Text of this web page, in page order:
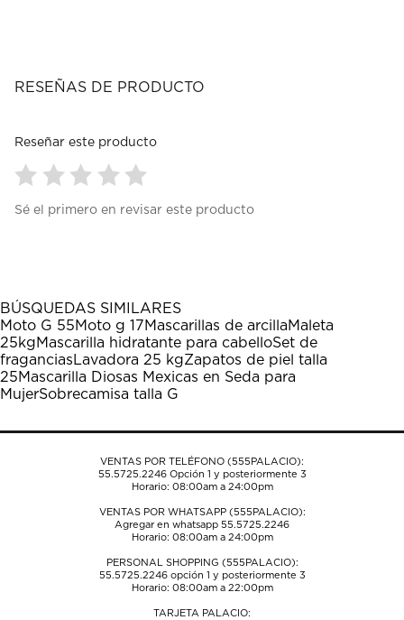
RESEÑAS DE PRODUCTO
Reseñar este producto
para
1
estrella
Esta
acción
abrirá
el
formulario
envío.
para
estrellas.
Esta
acción
abrirá
el
formulario
envío.
para
estrellas.
Esta
acción
abrirá
el
formulario
envío.
para
estrellas.
Esta
acción
abrirá
el
formulario
envío.
para
estrellas.
Esta
acción
abrirá
el
formulario
envío.
Sé el primero en revisar este producto
BÚSQUEDAS SIMILARES
Moto G 55Moto g 17Mascarillas de arcillaMaleta
25kgMascarilla hidratante para cabelloSet de
fragancias Lavadora 25 kgZapatos de piel talla
25Mascarilla Diosas Mexicas en Seda para
MujerSobrecamisa talla G
VENTAS POR TELÉFONO (555PALACIO):
55.5725.2246Opción 1 y posteriormente 3
Horario: 08:00am a 24:00pm
VENTAS POR WHATSAPP (555PALACIO):
Agregar en whatsapp 55.5725.2246
Horario: 08:00am a 24:00pm
PERSONAL SHOPPING (555PALACIO):
55.5725.2246opción 1 y posteriormente 3
Horario: 08:00am a 22:00pm
TARJETA PALACIO: